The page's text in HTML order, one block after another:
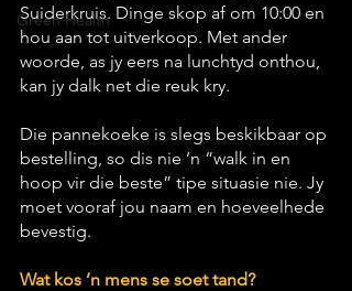
Green Health
Suiderkruis. Dinge skop af om 10:00 en
hou aan tot uitverkoop. Met ander
woorde, as jy eers na lunchtyd onthou,
kan jy dalk net die reuk kry.
Die pannekoeke is slegs beskikbaar op
bestelling, so dis nie ’n “walk in en
hoop vir die beste” tipe situasie nie. Jy
moet vooraf jou naam en hoeveelhede
bevestig.
Wat kos ’n mens se soet tand?